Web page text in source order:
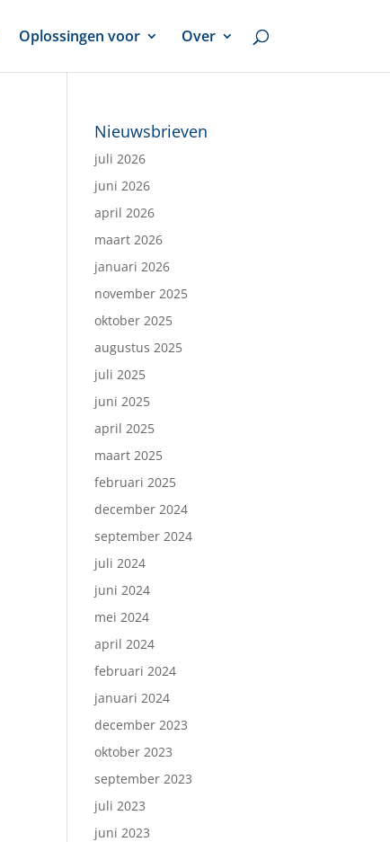
Oplossingen voor Over
Nieuwsbrieven
juli 2026
juni 2026
april 2026
maart 2026
januari 2026
november 2025
oktober 2025
augustus 2025
juli 2025
juni 2025
april 2025
maart 2025
februari 2025
december 2024
september 2024
juli 2024
juni 2024
mei 2024
april 2024
februari 2024
januari 2024
december 2023
oktober 2023
september 2023
juli 2023
juni 2023